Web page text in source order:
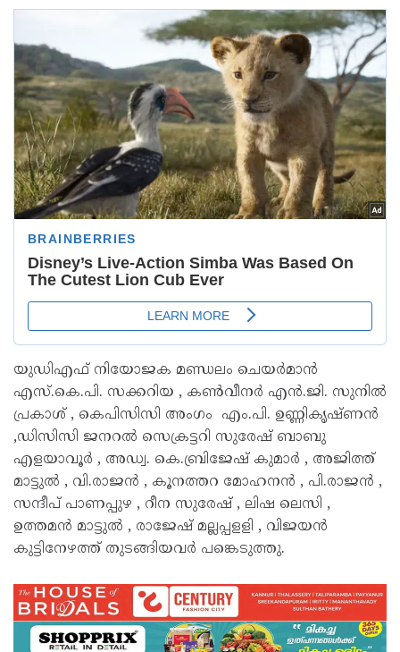
യുഡിഎഫ് നിയോജക മണ്ഡലം ചെയര്‍മാന്‍
എസ്.കെ.പി. സക്കറിയ , കണ്‍വീനര്‍ എന്‍.ജി. സുനില്‍
പ്രകാശ് , കെപിസിസി അംഗം എം.പി. ഉണ്ണികൃഷ്ണന്‍
,ഡിസിസി ജനറല്‍ സെക്രട്ടറി സുരേഷ് ബാബു
എളയാവൂര്‍ , അഡ്വ. കെ.ബ്രിജേഷ് കുമാര്‍ , അജിത്ത്
മാട്ടുല്‍ , വി.രാജന്‍ , കൂനത്തറ മോഹനന്‍ , പി.രാജന്‍ ,
സന്ദീപ് പാണപ്പുഴ , റീന സുരേഷ് , ലിഷ ലെസി ,
ഉത്തമന്‍ മാട്ടുല്‍ , രാജേഷ് മല്ലപ്പളളി , വിജയന്‍
കുട്ടിനേഴത്ത് തുടങ്ങിയവര്‍ പങ്കെടുത്തു.